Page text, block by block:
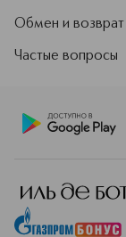
Обмен и возврат
Частые вопросы